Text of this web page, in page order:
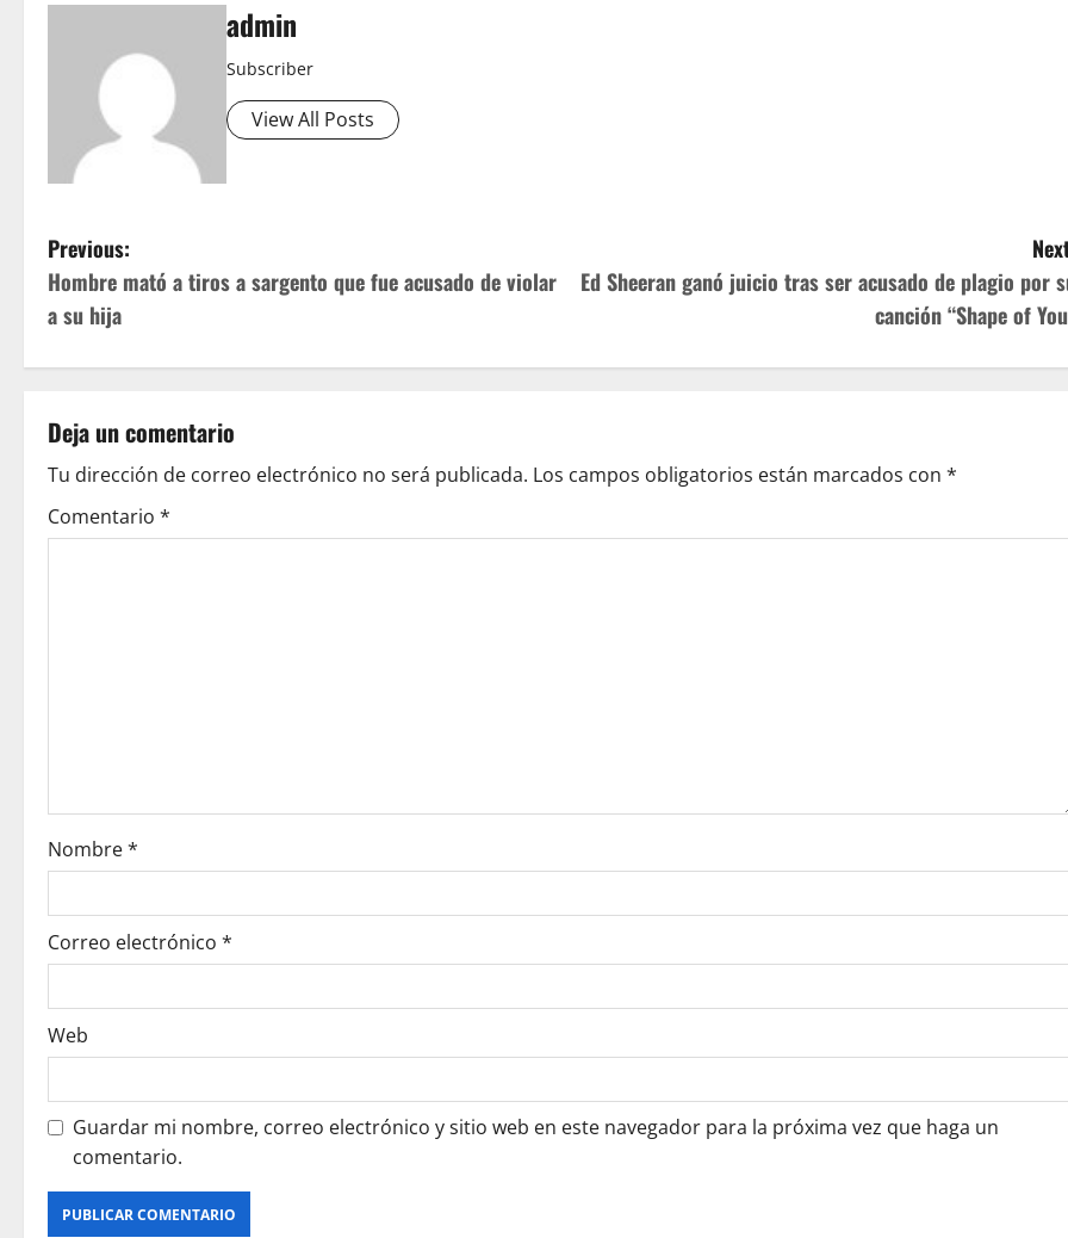
admin
Subscriber
View All Posts
P
o
s
n
a
v
i
o
n
Previous:
Hombre mató a tiros a sargento que fue acusado de violar
a su hija
Ed Sheeran ganó juicio tras ser acusado de plagio por
canción “Shape of
Deja un comentario
Tu dirección de correo electrónico no será publicada. Los campos obligatorios están marcados con *
Comentario *
Nombre*
Correo electrónico *
Web
Guardar mi nombre, correo electrónico y sitio web en este navegador para la próxima vez que haga un
comentario.